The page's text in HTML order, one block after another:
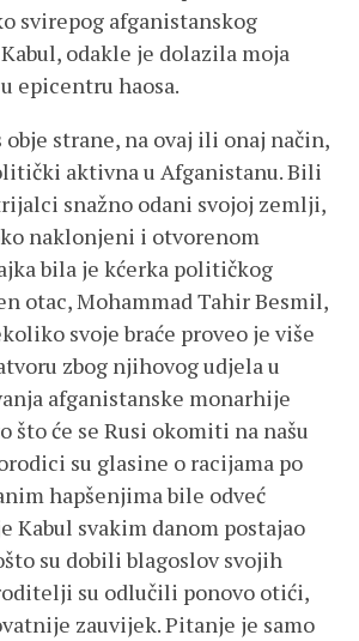
svirepog afganistanskog
odakle je dolazila moja
epicentru haosa.
obje strane, na ovaj ili onaj način,
aktivna u Afganistanu. Bili
snažno odani svojoj zemlji,
naklonjeni i otvorenom
bila je kćerka političkog
otac, Mohammad Tahir Besmil,
svoje braće proveo je više
zbog njihovog udjela u
afganistanske monarhije
što će se Rusi okomiti na našu
su glasine o racijama po
hapšenjima bile odveć
Kabul svakim danom postajao
su dobili blagoslov svojih
su odlučili ponovo otići,
zauvijek. Pitanje je samo